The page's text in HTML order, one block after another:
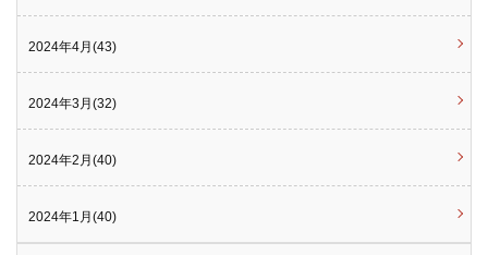
2024年4月(43)
2024年3月(32)
2024年2月(40)
2024年1月(40)